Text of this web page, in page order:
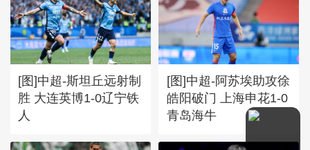
[图]中超-斯坦丘远射制
胜 大连英博1-0辽宁铁
人
[图]中超-阿苏埃助攻徐
皓阳破门 上海申花1-0
青岛海牛